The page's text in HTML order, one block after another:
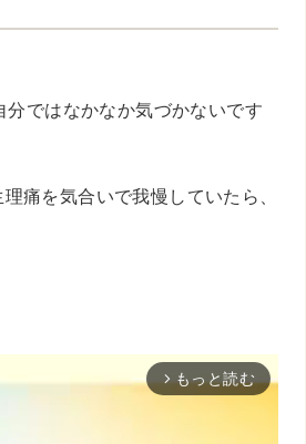
ではなかなか気づかないです
痛を気合いで我慢していたら、
arrow_forward_ios もっと読む